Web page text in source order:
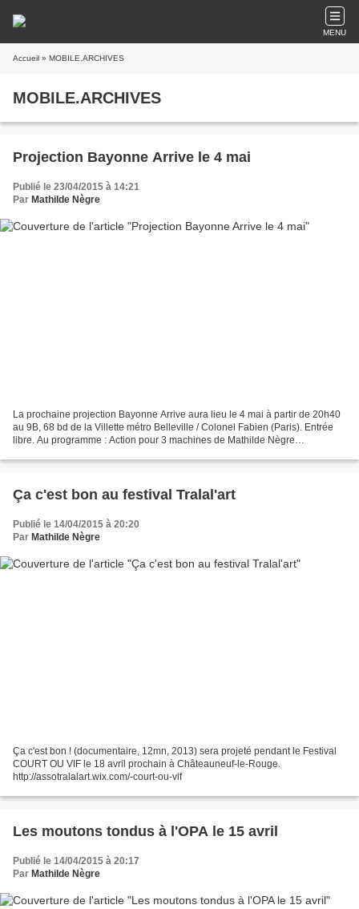
MENU
Accueil » MOBILE.ARCHIVES
MOBILE.ARCHIVES
Projection Bayonne Arrive le 4 mai
Publié le 23/04/2015 à 14:21
Par Mathilde Nègre
La prochaine projection Bayonne Arrive aura lieu le 4 mai à partir de 20h40
au 9B, 68 bd de la Villette métro Belleville / Colonel Fabien (Paris). Entrée
libre. Au programme : Action pour 3 machines de Mathilde Nègre
Ça c'est bon au festival Tralal'art
Publié le 14/04/2015 à 20:20
Par Mathilde Nègre
Ça c'est bon ! (documentaire, 12mn, 2013) sera projeté pendant le Festival
COURT OU VIF le 18 avril prochain à Châteauneuf-le-Rouge.
http://assotralalart.wix.com/-court-ou-vif
Les moutons tondus à l'OPA le 15 avril
Publié le 14/04/2015 à 20:17
Par Mathilde Nègre